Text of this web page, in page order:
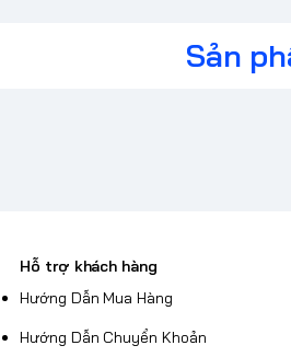
Sản
Hỗ trợ khách hàng
Hướng Dẫn Mua Hàng
Hướng Dẫn Chuyển Khoản